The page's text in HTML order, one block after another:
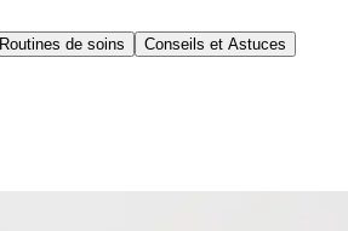
Routines de soins
Conseils et Astuces